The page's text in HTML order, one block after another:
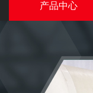
产品中心